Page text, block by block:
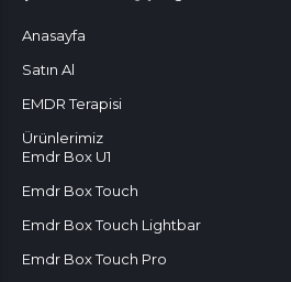
Anasayfa
Satın Al
EMDR Terapisi
Ürünlerimiz
Emdr Box U1
Emdr Box Touch
Emdr Box Touch Lightbar
Emdr Box Touch Pro